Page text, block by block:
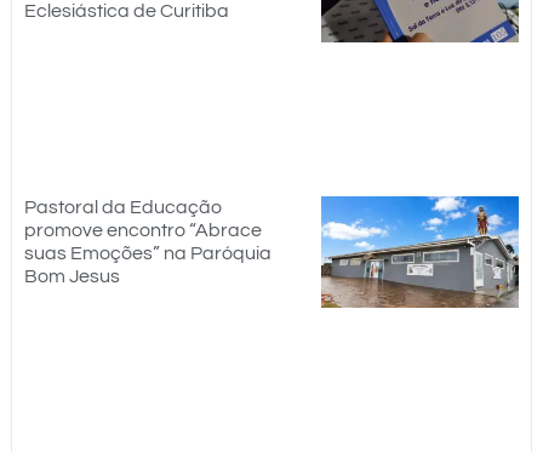
Eclesiástica de Curitiba
Pastoral da Educação
promove encontro “Abrace
suas Emoções” na Paróquia
Bom Jesus